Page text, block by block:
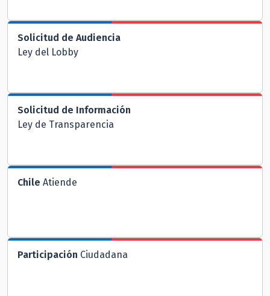
Solicitud de Audiencia
Ley del Lobby
Solicitud de Información
Ley de Transparencia
Chile Atiende
Participación Ciudadana